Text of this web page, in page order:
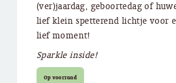
(ver)jaardag, geboortedag of
lief klein spetterend lichtje voor
lief moment!
Sparkle inside!
Op voorraad